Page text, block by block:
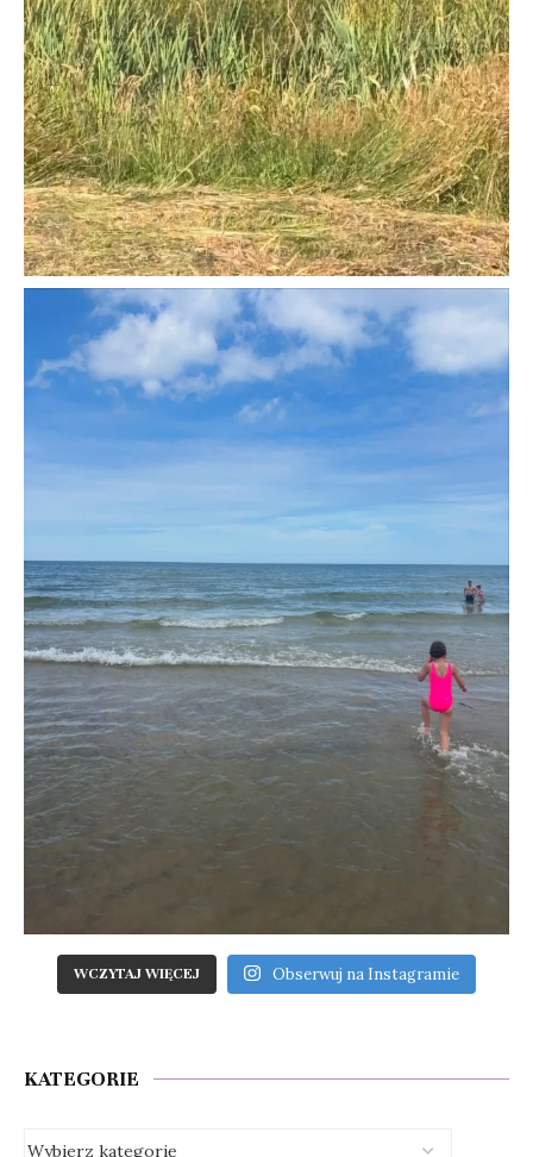
WCZYTAJ WIĘCEJ Obserwuj na Instagramie
KATEGORIE